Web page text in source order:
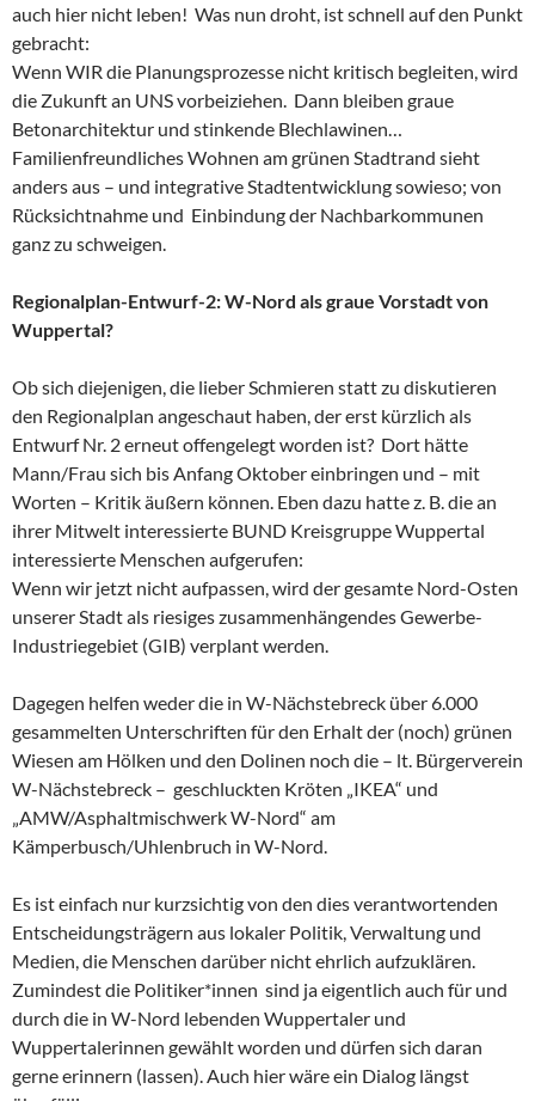
auch hier nicht leben! Was nun droht, ist schnell auf den Punkt
gebracht:
Wenn WIR die Planungsprozesse nicht kritisch begleiten, wird
die Zukunft an UNS vorbeiziehen. Dann bleiben graue
Betonarchitektur und stinkende Blechlawinen…
Familienfreundliches Wohnen am grünen Stadtrand sieht
anders aus – und integrative Stadtentwicklung sowieso; von
Rücksichtnahme und Einbindung der Nachbarkommunen
ganz zu schweigen.
Regionalplan-Entwurf-2: W-Nord als graue Vorstadt von
Wuppertal?
Ob sich diejenigen, die lieber Schmieren statt zu diskutieren
den Regionalplan angeschaut haben, der erst kürzlich als
Entwurf Nr. 2 erneut offengelegt worden ist? Dort hätte
Mann/Frau sich bis Anfang Oktober einbringen und – mit
Worten – Kritik äußern können. Eben dazu hatte z. B. die an
ihrer Mitwelt interessierte BUND Kreisgruppe Wuppertal
interessierte Menschen aufgerufen:
Wenn wir jetzt nicht aufpassen, wird der gesamte Nord-Osten
unserer Stadt als riesiges zusammenhängendes Gewerbe-
Industriegebiet (GIB) verplant werden.
Dagegen helfen weder die in W-Nächstebreck über 6.000
gesammelten Unterschriften für den Erhalt der (noch) grünen
Wiesen am Hölken und den Dolinen noch die – lt. Bürgerverein
W-Nächstebreck – geschluckten Kröten „IKEA“ und
„AMW/Asphaltmischwerk W-Nord“ am
Kämperbusch/Uhlenbruch in W-Nord.
Es ist einfach nur kurzsichtig von den dies verantwortenden
Entscheidungsträgern aus lokaler Politik, Verwaltung und
Medien, die Menschen darüber nicht ehrlich aufzuklären.
Zumindest die Politiker*innen sind ja eigentlich auch für und
durch die in W-Nord lebenden Wuppertaler und
Wuppertalerinnen gewählt worden und dürfen sich daran
gerne erinnern (lassen). Auch hier wäre ein Dialog längst